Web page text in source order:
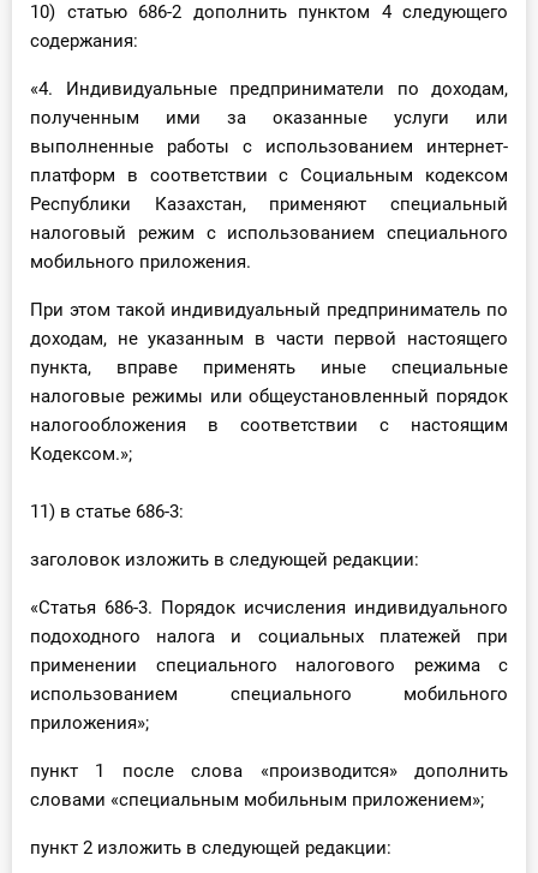
10) статью 686-2 дополнить пунктом 4 следующего
содержания:
«4. Индивидуальные предприниматели по доходам,
полученным ими за оказанные услуги или
выполненные работы с использованием интернет-
платформ в соответствии с Социальным кодексом
Республики Казахстан, применяют специальный
налоговый режим с использованием специального
мобильного приложения.
При этом такой индивидуальный предприниматель по
доходам, не указанным в части первой настоящего
пункта, вправе применять иные специальные
налоговые режимы или общеустановленный порядок
налогообложения в соответствии с настоящим
Кодексом.»;
11) в статье 686-3:
заголовок изложить в следующей редакции:
«Статья 686-3. Порядок исчисления индивидуального
подоходного налога и социальных платежей при
применении специального налогового режима с
использованием специального мобильного
приложения»;
пункт 1 после слова «производится» дополнить
словами «специальным мобильным приложением»;
пункт 2 изложить в следующей редакции: